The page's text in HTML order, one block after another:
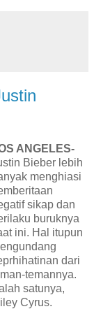
ANGELES-
Bieber lebih
menghiasi
sikap dan
buruknya
ini. Hal itupun
dari
temannya.
satunya,
Cyrus.